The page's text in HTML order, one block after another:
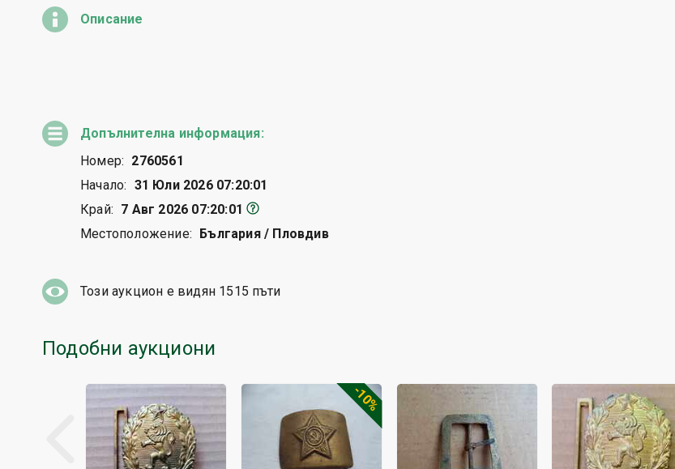
Описание
Допълнителна информация:
Номер: 2760561
Начало: 31 Юли 2026 07:20:01
Край: 7 Авг 2026 07:20:01
Местоположение:
България / Пловдив
Този аукцион е видян 1515 пъти
Подобни аукциони
-10%